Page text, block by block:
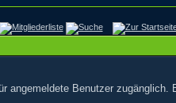
Benutzer